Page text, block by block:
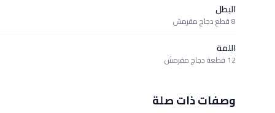
البطل
8 قطع دجاج مقرمش
اللمة
12 قطعة دجاج مقرمش
وصفات ذات صلة